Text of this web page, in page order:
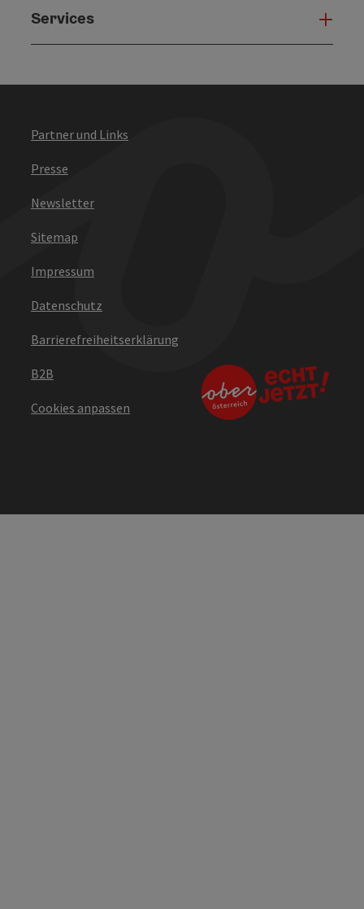
Services
Partner und Links
Presse
Newsletter
Sitemap
Impressum
Datenschutz
Barrierefreiheitserklärung
B2B
Cookies anpassen